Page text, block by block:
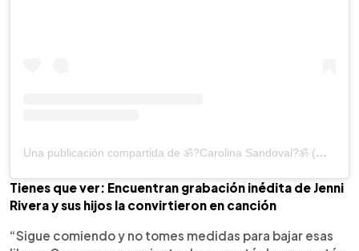
Una publicación compartida de ॐ?Carolina Sandoval?ॐ (@venenosandoval)
Tienes que ver: Encuentran grabación inédita de Jenni
Rivera y sus hijos la convirtieron en canción
“Sigue comiendo y no tomes medidas para bajar esas